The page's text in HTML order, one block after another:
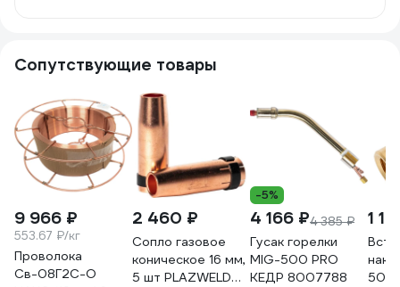
Сопутствующие товары
9 966 ₽
553.67 ₽/кг
Проволока
Св-08Г2С-О
2 460 ₽
Сопло газовое
коническое 16 мм,
5 шт PLAZWELD
-5%
4 166 ₽4 385 ₽
Гусак горелки
MIG-500 PRO
КЕДР 8007788
1
500